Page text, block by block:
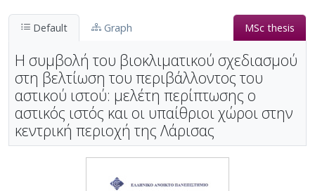
Default Graph MSc thesis
Η συμβολή του βιοκλιματικού σχεδιασμού
στη βελτίωση του περιβάλλοντος του
αστικού ιστού: μελέτη περίπτωσης ο
αστικός ιστός και οι υπαίθριοι χώροι στην
κεντρική περιοχή της Λάρισας